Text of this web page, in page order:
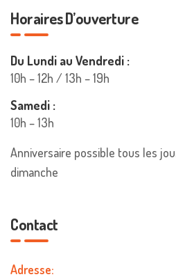
Horaires D’ouverture
Du Lundi au Vendredi :
10h – 12h / 13h – 19h
Samedi :
10h – 13h
Anniversaire possible tous les
dimanche
Contact
Adresse: